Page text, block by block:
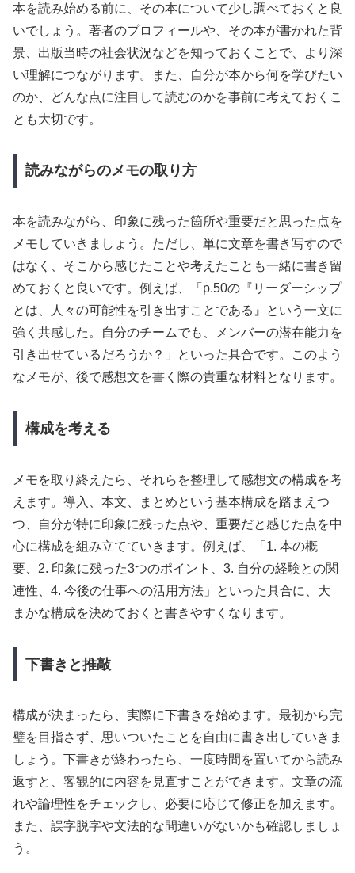
本を読み始める前に、その本について少し調べておくと良
いでしょう。著者のプロフィールや、その本が書かれた背
景、出版当時の社会状況などを知っておくことで、より深
い理解につながります。また、自分が本から何を学びたい
のか、どんな点に注目して読むのかを事前に考えておくこ
とも大切です。
読みながらのメモの取り方
本を読みながら、印象に残った箇所や重要だと思った点を
メモしていきましょう。ただし、単に文章を書き写すので
はなく、そこから感じたことや考えたことも一緒に書き留
めておくと良いです。例えば、「p.50の『リーダーシップ
とは、人々の可能性を引き出すことである』という一文に
強く共感した。自分のチームでも、メンバーの潜在能力を
引き出せているだろうか？」といった具合です。このよう
なメモが、後で感想文を書く際の貴重な材料となります。
構成を考える
メモを取り終えたら、それらを整理して感想文の構成を考
えます。導入、本文、まとめという基本構成を踏まえつ
つ、自分が特に印象に残った点や、重要だと感じた点を中
心に構成を組み立てていきます。例えば、「1. 本の概
要、2. 印象に残った3つのポイント、3. 自分の経験との関
連性、4. 今後の仕事への活用方法」といった具合に、大
まかな構成を決めておくと書きやすくなります。
下書きと推敲
構成が決まったら、実際に下書きを始めます。最初から完
璧を目指さず、思いついたことを自由に書き出していきま
しょう。下書きが終わったら、一度時間を置いてから読み
返すと、客観的に内容を見直すことができます。文章の流
れや論理性をチェックし、必要に応じて修正を加えます。
また、誤字脱字や文法的な間違いがないかも確認しましょ
う。